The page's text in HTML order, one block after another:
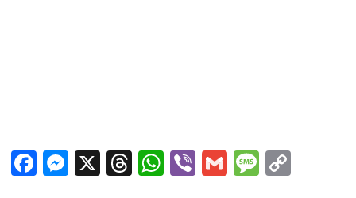
Facebook
Messenger
X Threads
WhatsApp
ViberGmail